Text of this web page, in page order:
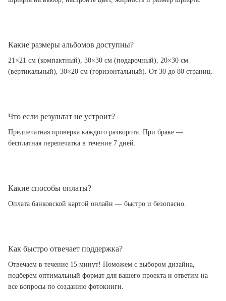
Какие размеры альбомов доступны?
21×21 см (компактный), 30×30 см (подарочный), 20×30 см
(вертикальный), 30×20 см (горизонтальный). От 30 до 80 страниц.
Что если результат не устроит?
Предпечатная проверка каждого разворота. При браке —
бесплатная перепечатка в течение 7 дней.
Какие способы оплаты?
Оплата банковской картой онлайн — быстро и безопасно.
Как быстро отвечает поддержка?
Отвечаем в течение 15 минут! Поможем с выбором дизайна,
подберем оптимальный формат для вашего проекта и ответим на
все вопросы по созданию фотокниги.